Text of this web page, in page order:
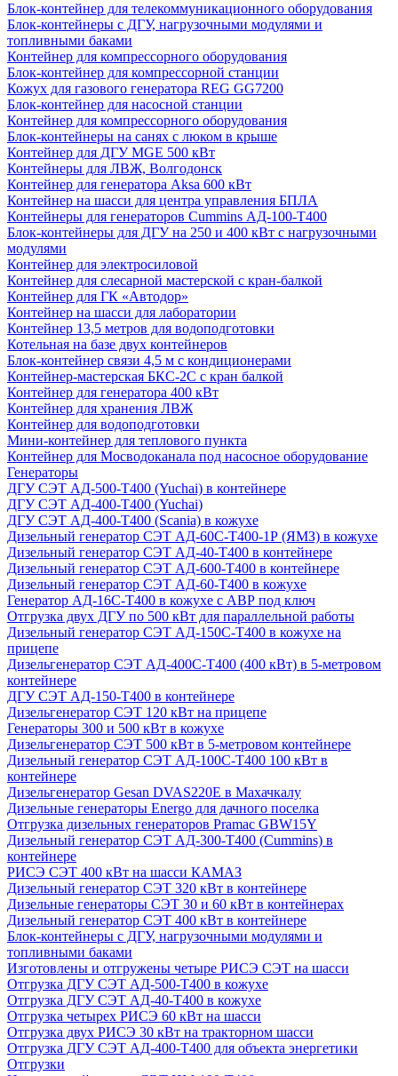
Блок-контейнер для телекоммуникационного оборудования
Блок-контейнеры с ДГУ, нагрузочными модулями и
топливными баками
Контейнер для компрессорного оборудования
Блок-контейнер для компрессорной станции
Кожух для газового генератора REG GG7200
Блок-контейнер для насосной станции
Контейнер для компрессорного оборудования
Блок-контейнеры на санях с люком в крыше
Контейнер для ДГУ MGE 500 кВт
Контейнеры для ЛВЖ, Волгодонск
Контейнер для генератора Aksa 600 кВт
Контейнер на шасси для центра управления БПЛА
Контейнеры для генераторов Cummins АД-100-Т400
Блок-контейнеры для ДГУ на 250 и 400 кВт с нагрузочными
модулями
Контейнер для электросиловой
Контейнер для слесарной мастерской с кран-балкой
Контейнер для ГК «Автодор»
Контейнер на шасси для лаборатории
Контейнер 13,5 метров для водоподготовки
Котельная на базе двух контейнеров
Блок-контейнер связи 4,5 м с кондиционерами
Контейнер-мастерская БКС-2С с кран балкой
Контейнер для генератора 400 кВт
Контейнер для хранения ЛВЖ
Контейнер для водоподготовки
Мини-контейнер для теплового пункта
Контейнер для Мосводоканала под насосное оборудование
Генераторы
ДГУ СЭТ АД-500-Т400 (Yuchai) в контейнере
ДГУ СЭТ АД-400-Т400 (Yuchai)
ДГУ СЭТ АД-400-Т400 (Scania) в кожухе
Дизельный генератор СЭТ АД-60С-Т400-1Р (ЯМЗ) в кожухе
Дизельный генератор СЭТ АД-40-Т400 в контейнере
Дизельный генератор СЭТ АД-600-Т400 в контейнере
Дизельный генератор СЭТ АД-60-Т400 в кожухе
Генератор АД-16С-Т400 в кожухе с АВР под ключ
Отгрузка двух ДГУ по 500 кВт для параллельной работы
Дизельный генератор СЭТ АД-150С-Т400 в кожухе на
прицепе
Дизельгенератор СЭТ АД-400С-Т400 (400 кВт) в 5-метровом
контейнере
ДГУ СЭТ АД-150-Т400 в контейнере
Дизельгенератор СЭТ 120 кВт на прицепе
Генераторы 300 и 500 кВт в кожухе
Дизельгенератор СЭТ 500 кВт в 5-метровом контейнере
Дизельный генератор СЭТ АД-100С-Т400 100 кВт в
контейнере
Дизельгенератор Gesan DVAS220E в Махачкалу
Дизельные генераторы Energo для дачного поселка
Отгрузка дизельных генераторов Pramac GВW15Y
Дизельный генератор СЭТ АД-300-Т400 (Cummins) в
контейнере
РИСЭ СЭТ 400 кВт на шасси КАМАЗ
Дизельный генератор СЭТ 320 кВт в контейнере
Дизельные генераторы СЭТ 30 и 60 кВт в контейнерах
Дизельный генератор СЭТ 400 кВт в контейнере
Блок-контейнеры с ДГУ, нагрузочными модулями и
топливными баками
Изготовлены и отгружены четыре РИСЭ СЭТ на шасси
Отгрузка ДГУ СЭТ АД-500-Т400 в кожухе
Отгрузка ДГУ СЭТ АД-40-Т400 в кожухе
Отгрузка четырех РИСЭ 60 кВт на шасси
Отгрузка двух РИСЭ 30 кВт на тракторном шасси
Отгрузка ДГУ СЭТ АД-400-Т400 для объекта энергетики
Отгрузки